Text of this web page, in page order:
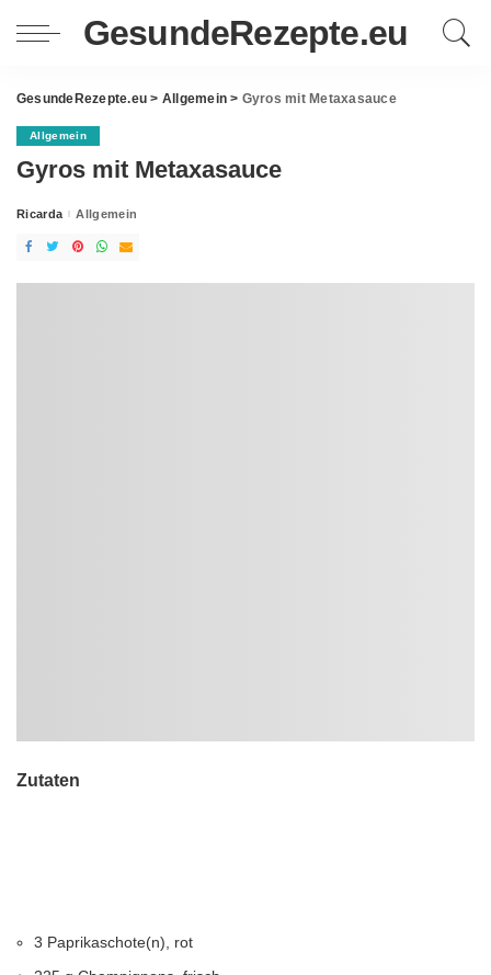
GesundeRezepte.eu
GesundeRezepte.eu > Allgemein > Gyros mit Metaxasauce
Allgemein
Gyros mit Metaxasauce
Posted
Ricarda Allgemein
Zutaten
3 Paprikaschote(n), rot